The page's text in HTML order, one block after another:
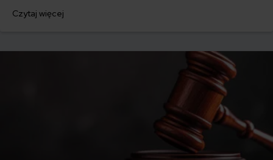
500 zł, inni – powyżej 1500 zł. Gdzie znaleźć najtańsze OC w Polsce
Czytaj więcej